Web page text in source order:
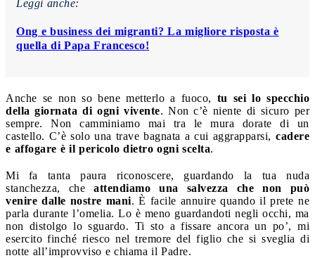
Leggi anche:
Ong e business dei migranti? La migliore risposta è
quella di Papa Francesco!
Anche se non so bene metterlo a fuoco, tu sei lo specchio
della giornata di ogni vivente. Non c’è niente di sicuro per
sempre. Non camminiamo mai tra le mura dorate di un
castello. C’è solo una trave bagnata a cui aggrapparsi, cadere
e affogare è il pericolo dietro ogni scelta.
Mi fa tanta paura riconoscere, guardando la tua nuda
stanchezza, che attendiamo una salvezza che non può
venire dalle nostre mani. È facile annuire quando il prete ne
parla durante l’omelia. Lo è meno guardandoti negli occhi, ma
non distolgo lo sguardo. Ti sto a fissare ancora un po’, mi
esercito finché riesco nel tremore del figlio che si sveglia di
notte all’improvviso e chiama il Padre.